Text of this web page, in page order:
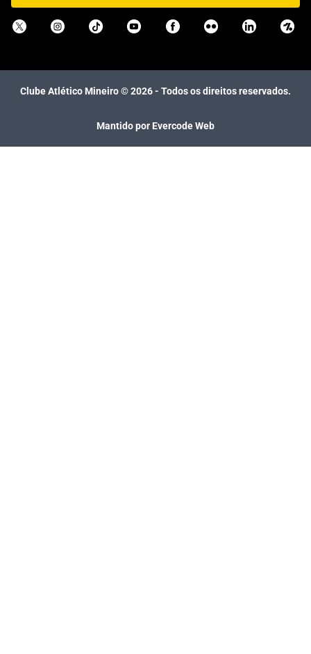
Clube Atlético Mineiro ©2026- Todos os direitos reservados.
Mantido por Evercode Web